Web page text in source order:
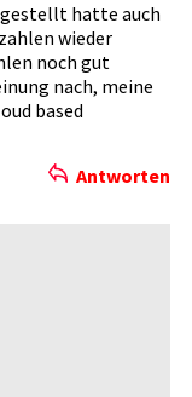
hatte auch
wieder
noch gut
nach, meine
based
Antworten